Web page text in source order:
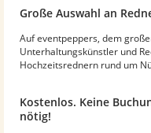
Große Auswahl an
Auf eventpeppers, dem
Unterhaltungskünstler und
Hochzeitsrednern rund um
Kostenlos. Keine
nötig!